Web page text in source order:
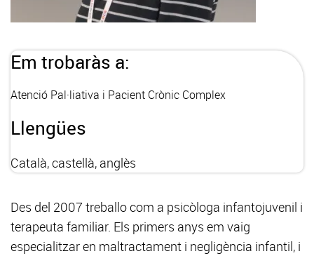
Em trobaràs a:
Atenció Pal·liativa i Pacient Crònic Complex
Llengües
Català, castellà, anglès
Des del 2007 treballo com a psicòloga infantojuvenil i
terapeuta familiar. Els primers anys em vaig
especialitzar en maltractament i negligència infantil, i